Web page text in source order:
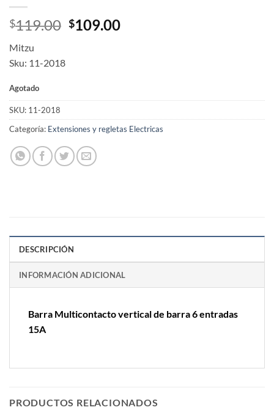
$119.00 Original
$109.00Current
Mitzu
Sku: 11-2018
Agotado
SKU: 11-2018
Categoría: Extensiones y regletas Electricas
DESCRIPCIÓN
INFORMACIÓN ADICIONAL
Barra Multicontacto vertical de barra 6 entradas
15A
PRODUCTOS RELACIONADOS